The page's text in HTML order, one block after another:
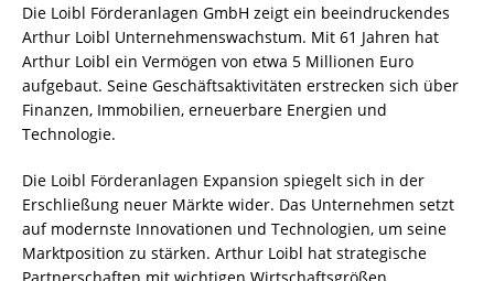
Die Loibl Förderanlagen GmbH zeigt ein beeindruckendes
Arthur Loibl Unternehmenswachstum. Mit 61 Jahren hat
Arthur Loibl ein Vermögen von etwa 5 Millionen Euro
aufgebaut. Seine Geschäftsaktivitäten erstrecken sich über
Finanzen, Immobilien, erneuerbare Energien und
Technologie.
Die Loibl Förderanlagen Expansion spiegelt sich in der
Erschließung neuer Märkte wider. Das Unternehmen setzt
auf modernste Innovationen und Technologien, um seine
Marktposition zu stärken. Arthur Loibl hat strategische